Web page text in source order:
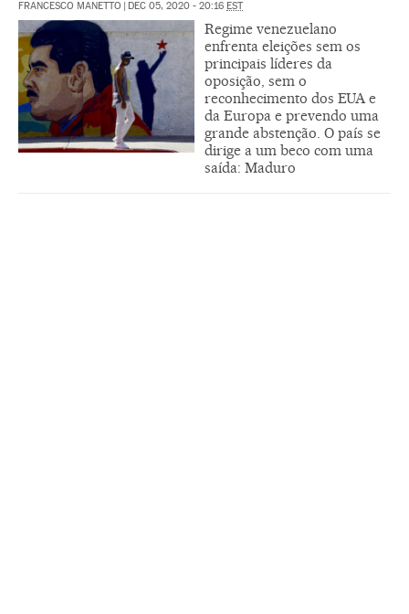
FRANCESCO MANETTO DEC 05, 2020 - 20:16 EST
Regime venezuelano
enfrenta eleições sem os
principais líderes da
oposição, sem o
reconhecimento dos EUA e
da Europa e prevendo uma
grande abstenção. O país se
dirige a um beco com uma
saída: Maduro